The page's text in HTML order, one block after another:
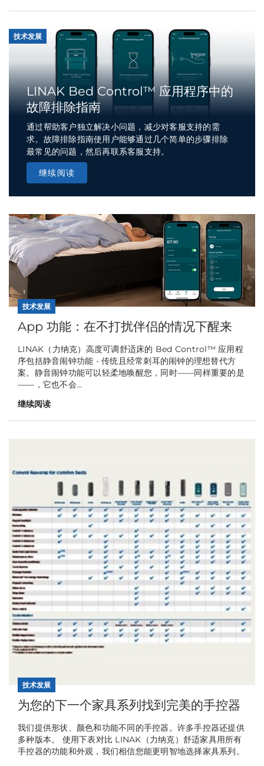
技术发展
LINAK Bed Control™ 应用程序中的
故障排除指南
通过帮助客户独立解决小问题，减少对客服支持的需
求。故障排除指南使用户能够通过几个简单的步骤排除
最常见的问题，然后再联系客服支持。
继续阅读
技术发展
App 功能：在不打扰伴侣的情况下醒来
LINAK（力纳克）高度可调舒适床的 Bed Control™ 应用程
序包括静音闹钟功能 - 传统且经常刺耳的闹钟的理想替代方
案。静音闹钟功能可以轻柔地唤醒您，同时——同样重要的是
——，它也不会...
继续阅读
技术发展
为您的下一个家具系列找到完美的手控器
我们提供形状、颜色和功能不同的手控器。许多手控器还提供
多种版本。 使用下表对比 LINAK（力纳克）舒适家具用所有
手控器的功能和外观，我们相信您能更明智地选择家具系列。